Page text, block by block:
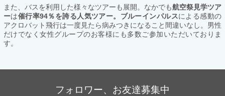
また、バスを利用した様々なツアーも展開。なかでも航空祭見学ツア
ーは催行率94％を誇る人気ツアー。ブルーインパルスによる感動の
アクロバット飛行は一度見たら病みつきになること間違いなし。男性
だけでなく女性グループのお客様にも多数ご参加いただいておりま
す。
フォロワー、お友達募集中